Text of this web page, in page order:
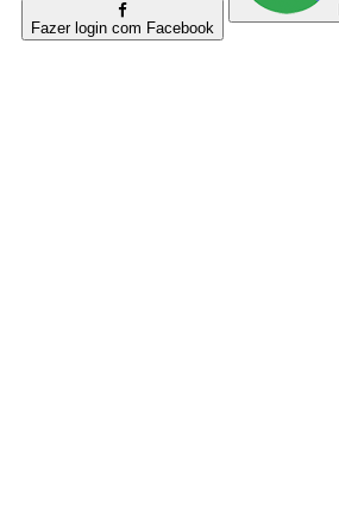
Fazer login com Facebook